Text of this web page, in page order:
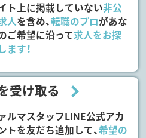
ト上に掲載していない非公
人を含め、転職のプロがあな
ご希望に沿って求人をお探
ます！
受け取る
ルマスタッフLINE公式アカ
トを友だち追加して、希望の